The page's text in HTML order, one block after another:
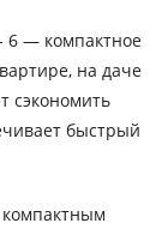
6 — компактное
на даче
сэкономить
быстрый